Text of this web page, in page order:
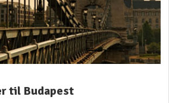
til Budapest